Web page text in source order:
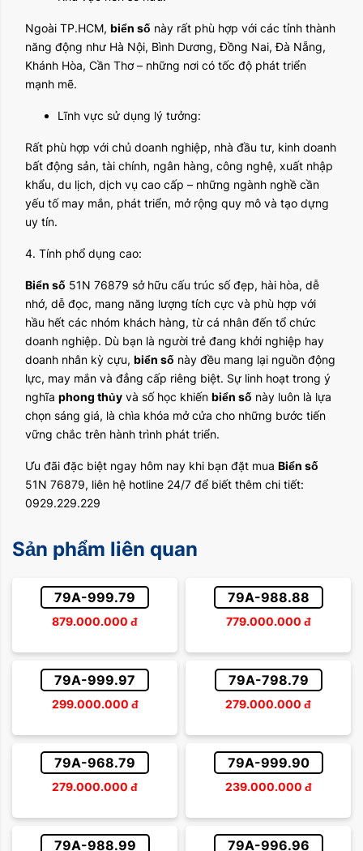
Ngoài TP.HCM, biển số này rất phù hợp với các tỉnh thành
năng động như Hà Nội, Bình Dương, Đồng Nai, Đà Nẵng,
Khánh Hòa, Cần Thơ – những nơi có tốc độ phát triển
mạnh mẽ.
Lĩnh vực sử dụng lý tưởng:
Rất phù hợp với chủ doanh nghiệp, nhà đầu tư, kinh doanh
bất động sản, tài chính, ngân hàng, công nghệ, xuất nhập
khẩu, du lịch, dịch vụ cao cấp – những ngành nghề cần
yếu tố may mắn, phát triển, mở rộng quy mô và tạo dựng
uy tín.
4. Tính phổ dụng cao:
Biển số 51N 76879 sở hữu cấu trúc số đẹp, hài hòa, dễ
nhớ, dễ đọc, mang năng lượng tích cực và phù hợp với
hầu hết các nhóm khách hàng, từ cá nhân đến tổ chức
doanh nghiệp. Dù bạn là người trẻ đang khởi nghiệp hay
doanh nhân kỳ cựu, biển số này đều mang lại nguồn động
lực, may mắn và đẳng cấp riêng biệt. Sự linh hoạt trong ý
nghĩa phong thủy và số học khiến biển số này luôn là lựa
chọn sáng giá, là chìa khóa mở cửa cho những bước tiến
vững chắc trên hành trình phát triển.
Ưu đãi đặc biệt ngay hôm nay khi bạn đặt mua Biển số
51N 76879, liên hệ hotline 24/7 để biết thêm chi tiết:
0929.229.229
Sản phẩm liên quan
79A-999.79
879.000.000 đ
79A-988.88
779.000.000 đ
79A-999.97
299.000.000 đ
79A-798.79
279.000.000 đ
79A-968.79
279.000.000 đ
79A-999.90
239.000.000 đ
79A-988.99 79A-996.96